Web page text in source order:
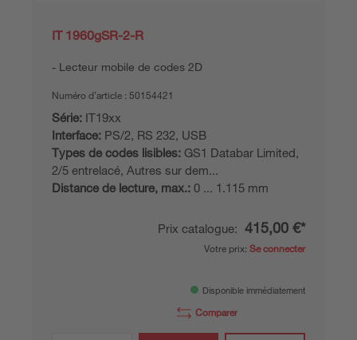
IT 1960gSR-2-R
Lecteur mobile de codes 2D
Numéro d’article : 50154421
Série: IT19xx
Interface: PS/2, RS 232, USB
Types de codes lisibles: GS1 Databar Limited,
2/5 entrelacé, Autres sur dem...
Distance de lecture, max.: 0 ... 1.115 mm
Prix catalogue: 415,00 €*
Votre prix: Se connecter
Disponible immédiatement
Comparer